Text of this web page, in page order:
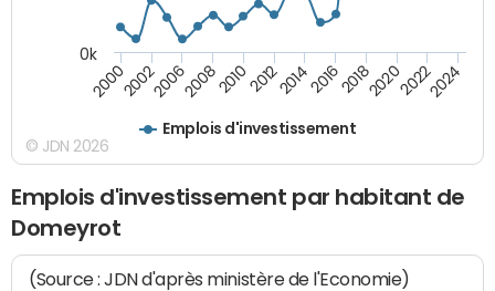
Emplois d'investissement
200020022006200820102012201420162018202020222024
0k
© JDN 2026
Emplois d'investissement par habitant de
Domeyrot
(Source : JDN d'après ministère de l'Economie)